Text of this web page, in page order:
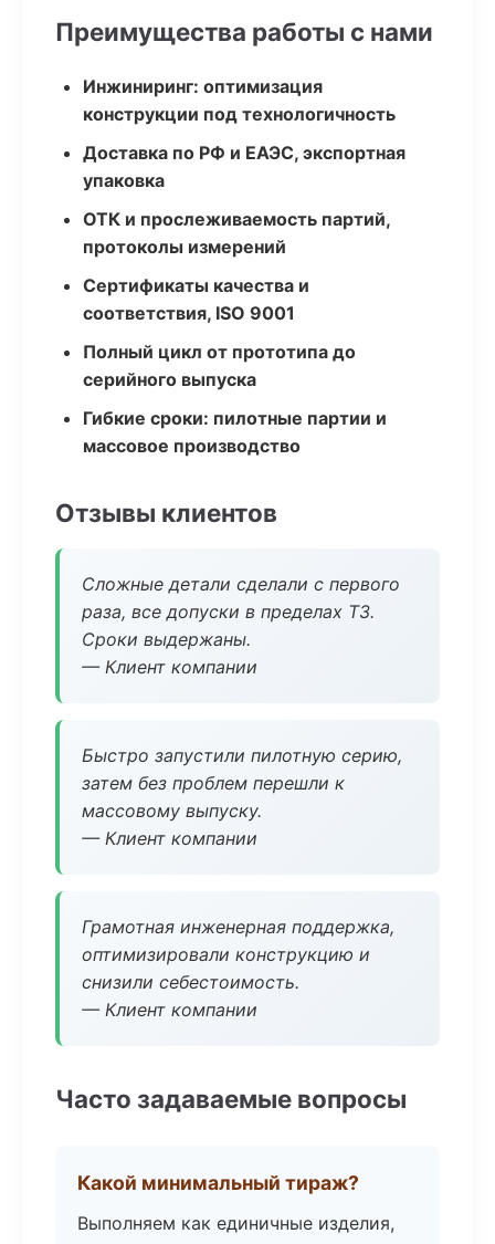
Преимущества работы с нами
Инжиниринг: оптимизация
конструкции под технологичность
Доставка по РФ и ЕАЭС, экспортная
упаковка
ОТК и прослеживаемость партий,
протоколы измерений
Сертификаты качества и
соответствия, ISO 9001
Полный цикл от прототипа до
серийного выпуска
Гибкие сроки: пилотные партии и
массовое производство
Отзывы клиентов
Сложные детали сделали с первого
раза, все допуски в пределах ТЗ.
Сроки выдержаны.
— Клиент компании
Быстро запустили пилотную серию,
затем без проблем перешли к
массовому выпуску.
— Клиент компании
Грамотная инженерная поддержка,
оптимизировали конструкцию и
снизили себестоимость.
— Клиент компании
Часто задаваемые вопросы
Какой минимальный тираж?
Выполняем как единичные изделия,